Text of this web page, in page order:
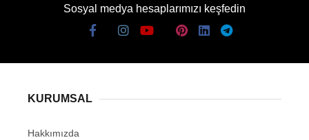
Sosyal medya hesaplarımızı keşfedin
KURUMSAL
Hakkımızda